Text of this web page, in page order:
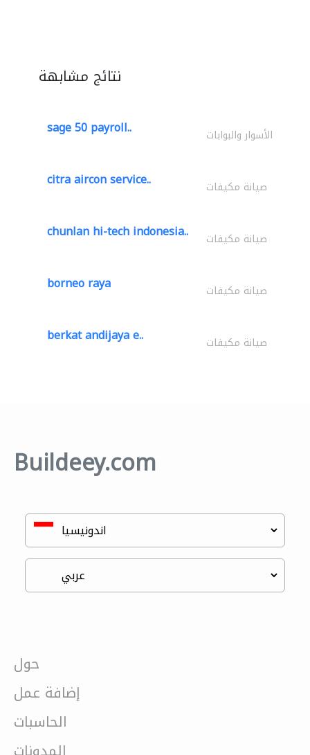
نتائج مشابهة
sage 50 payroll.. الأسوار والبوابات
citra aircon service.. صيانة مكيفات
chunlan hi-tech indonesia.. صيانة مكيفات
borneo raya صيانة مكيفات
berkat andijaya e.. صيانة مكيفات
Buildeey.com
حول
إضافة عمل
الحاسبات